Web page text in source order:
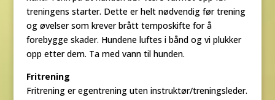
treningens starter. Dette er helt nødvendig før trening
og øvelser som krever brått temposkifte for å
forebygge skader. Hundene luftes i bånd og vi plukker
opp etter dem. Ta med vann til hunden.
Fritrening
Fritrening er egentrening uten instruktør/treningsleder.